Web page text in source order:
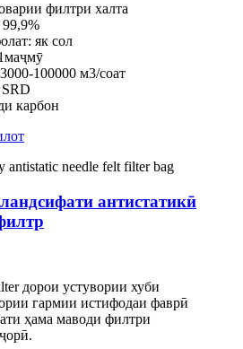
филтри халта
як сол
100000 м3/соат
карбон
антистатикӣ
дорои устувории хуби
гармии истифодаи фаврӣ
ҳама маводи филтри